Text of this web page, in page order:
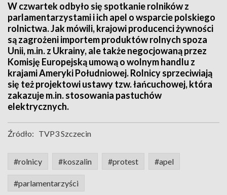
W czwartek odbyło się spotkanie rolników z
parlamentarzystami i ich apel o wsparcie polskiego
rolnictwa. Jak mówili, krajowi producenci żywności
są zagrożeni importem produktów rolnych spoza
Unii, m.in. z Ukrainy, ale także negocjowaną przez
Komisję Europejską umową o wolnym handlu z
krajami Ameryki Południowej. Rolnicy sprzeciwiają
się też projektowi ustawy tzw. łańcuchowej, która
zakazuje m.in. stosowania pastuchów
elektrycznych.
Źródło: TVP3 Szczecin
#rolnicy #koszalin #protest #apel
#parlamentarzyści